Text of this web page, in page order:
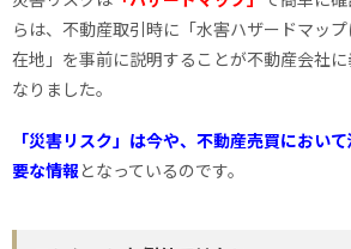
らは、不動産取引時に「水害ハザードマッ
在地」を事前に説明することが不動産会社
なりました。
「災害リスク」は今や、不動産売買におい
要な情報 となっているのです。